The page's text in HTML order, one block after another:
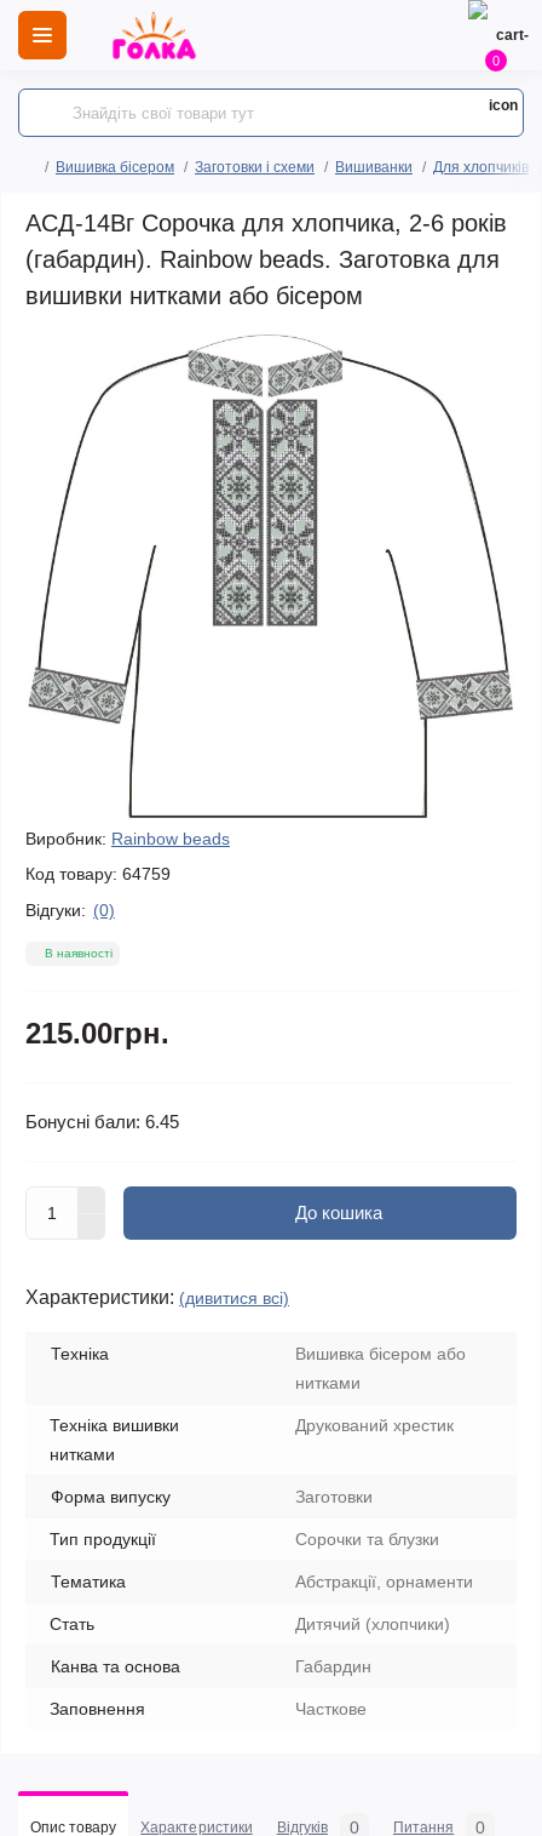
0
Вишивка бісером Заготовки і схеми Вишиванки Для хлопчиків
АСД-14Вг Сорочка для хлопчика, 2-6 років
(габардин). Rainbow beads. Заготовка для
вишивки нитками або бісером
Виробник: Rainbow beads
Код товару: 64759
Відгуки: (0)
В наявності
215.00грн.
Бонусні бали: 6.45
До кошика
Характеристики: (дивитися всі)
Техніка
Вишивка бісером або
нитками
Техніка вишивки
нитками
Друкований хрестик
Форма випуску Заготовки
Тип продукції Сорочки та блузки
Тематика Абстракції, орнаменти
Стать Дитячий (хлопчики)
Канва та основа Габардин
Заповнення Часткове
Опис товару Характеристики Відгуків 0 Питання 0